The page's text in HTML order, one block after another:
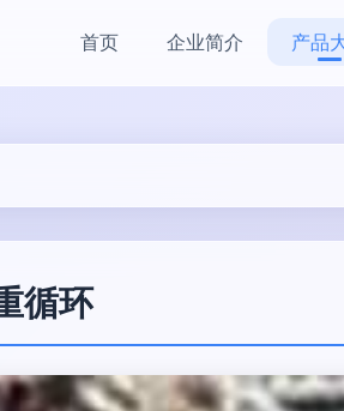
首页 企业简介 产品
循环